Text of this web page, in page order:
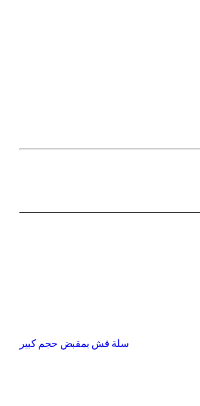
سلة قش بمقبض حجم كبير